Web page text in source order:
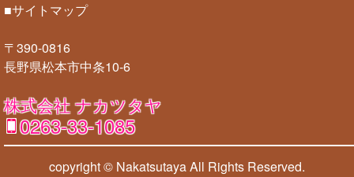
■サイトマップ
〒390-0816
長野県松本市中条10-6
株式会社 ナカツタヤ
0263-33-1085
copyright © NakatsutayaAll Rights Reserved.